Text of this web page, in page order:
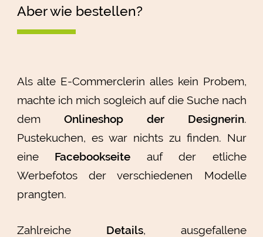
Aber wie bestellen?
Als alte E-Commerclerin alles kein Probem,
machte ich mich sogleich auf die Suche nach
dem Onlineshop der Designerin.
Pustekuchen, es war nichts zu finden. Nur
eine Facebookseite auf der etliche
Werbefotos der verschiedenen Modelle
prangten.
Zahlreiche Details, ausgefallene